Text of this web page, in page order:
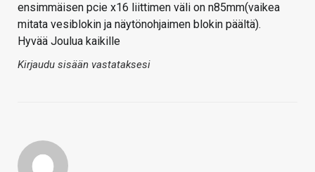
ensimmäisen pcie x16 liittimen väli on n85mm(vaikea
mitata vesiblokin ja näytönohjaimen blokin päältä).
Hyvää Joulua kaikille
Kirjaudu sisään vastataksesi